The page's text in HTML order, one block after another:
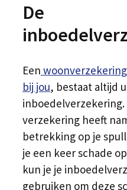
De
Een
bij jou, bestaat altijd
inboedelverzekering.
verzekering heeft
betrekking op je
je een keer schade
kun je je
gebruiken om deze